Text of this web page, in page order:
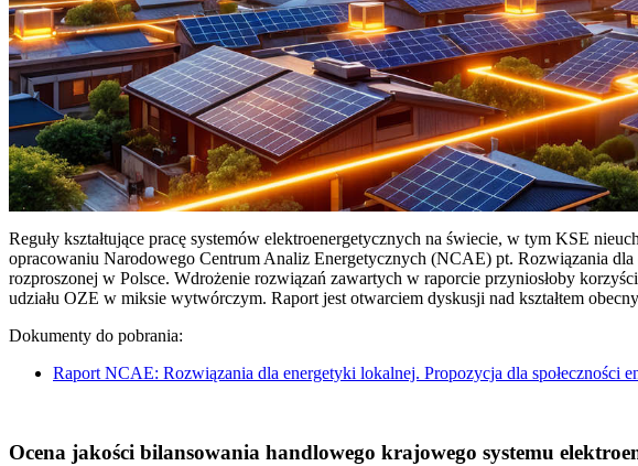
Reguły kształtujące pracę systemów elektroenergetycznych na świecie, w tym KSE
opracowaniu Narodowego Centrum Analiz Energetycznych (NCAE) pt. Rozwiązania
rozproszonej w Polsce. Wdrożenie rozwiązań zawartych w raporcie przyniosłoby
udziału OZE w miksie wytwórczym. Raport jest otwarciem dyskusji nad kształtem
Dokumenty do pobrania:
Raport NCAE: Rozwiązania dla energetyki lokalnej. Propozycja dla społeczności
Ocena jakości bilansowania handlowego krajowego systemu